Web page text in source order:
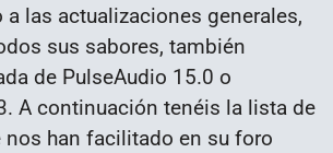
a las actualizaciones generales,
sus sabores, también
de PulseAudio 15.0 o
A continuación tenéis la lista de
nos han facilitado en su foro